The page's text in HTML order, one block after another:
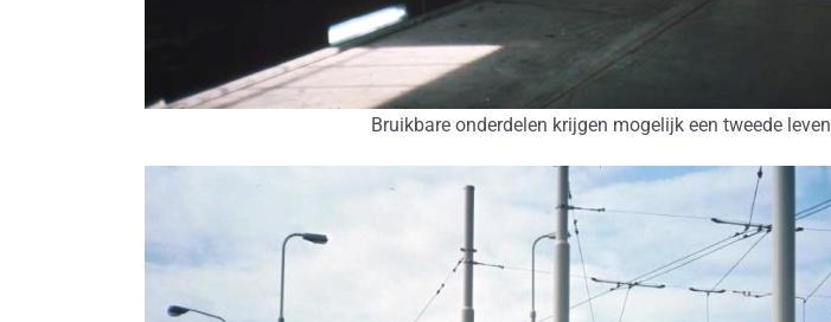
Bruikbare onderdelen krijgen mogelijk een tweede leven